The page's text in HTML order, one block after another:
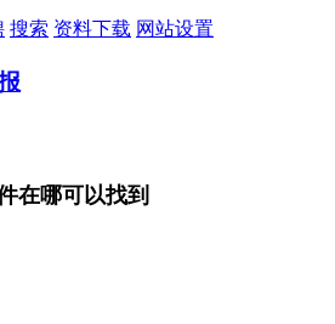
搜索 资料下载 网站设置
在哪可以找到